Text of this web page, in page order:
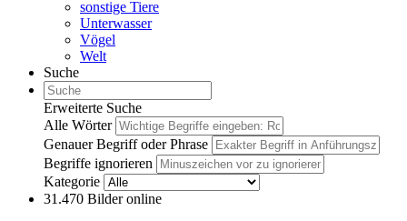
sonstige Tiere
Unterwasser
Vögel
Welt
Suche
Erweiterte Suche
Alle Wörter
Genauer Begriff oder Phrase
Begriffe ignorieren
Kategorie
31.470 Bilder online